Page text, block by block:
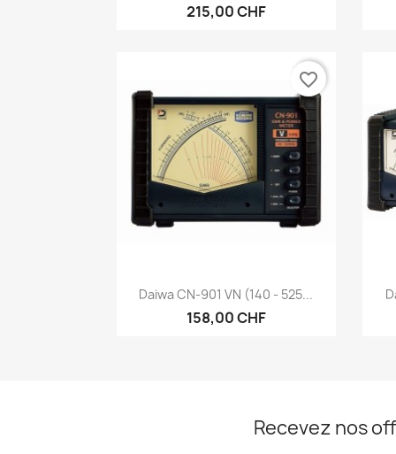
215,00 CHF
Aperçu rapide
Daiwa CN-901 VN (140 - 525...
158,00 CHF
favorite_border
Recevez nos